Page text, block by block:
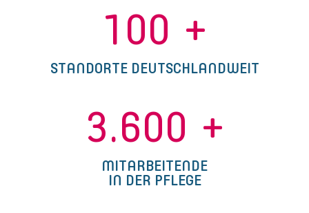
100 +
STANDORTE DEUTSCHLANDWEIT
3.600 +
MITARBEITENDE
IN DER PFLEGE